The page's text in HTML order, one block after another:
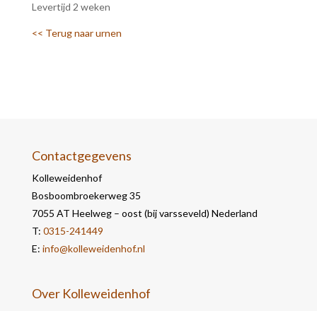
Levertijd 2 weken
<< Terug naar urnen
Contactgegevens
Kolleweidenhof
Bosboombroekerweg 35
7055 AT Heelweg – oost (bij varsseveld) Nederland
T: 0315-241449
E: info@kolleweidenhof.nl
Over Kolleweidenhof